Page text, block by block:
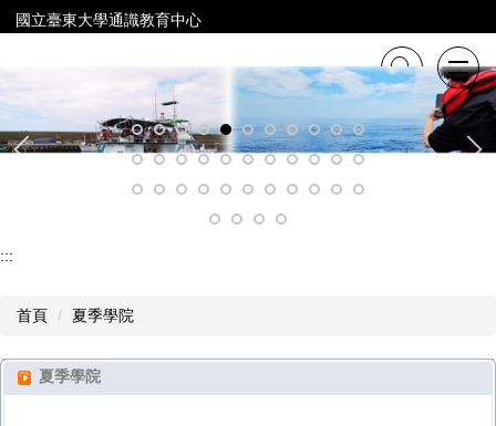
跳
到
內
容
區
國立臺東大學通識教育中心
:::
首頁 夏季學院
夏季學院